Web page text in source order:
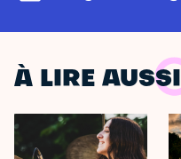
À LIRE AUSSI